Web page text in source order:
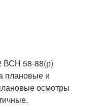
ВСН 58-88(р)
плановые и
осмотры